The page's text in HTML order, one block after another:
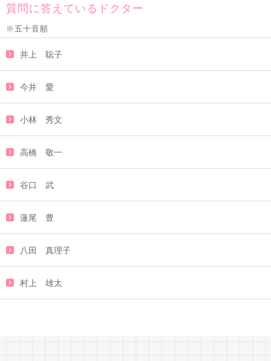
質問に答えているドクター
※五十音順
井上 聡子
今井 愛
小林 秀文
高橋 敬一
谷口 武
蓮尾 豊
八田 真理子
村上 雄太